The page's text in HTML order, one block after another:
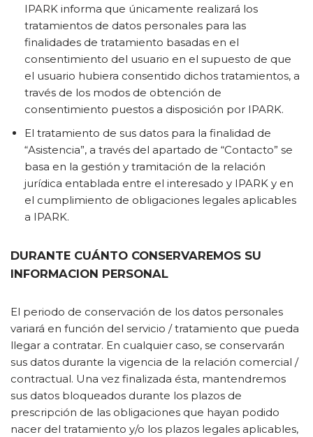
IPARK informa que únicamente realizará los
tratamientos de datos personales para las
finalidades de tratamiento basadas en el
consentimiento del usuario en el supuesto de que
el usuario hubiera consentido dichos tratamientos, a
través de los modos de obtención de
consentimiento puestos a disposición por IPARK.
El tratamiento de sus datos para la finalidad de
“Asistencia”, a través del apartado de “Contacto” se
basa en la gestión y tramitación de la relación
jurídica entablada entre el interesado y IPARK y en
el cumplimiento de obligaciones legales aplicables
a IPARK.
DURANTE CUÁNTO CONSERVAREMOS SU
INFORMACION PERSONAL
El periodo de conservación de los datos personales
variará en función del servicio / tratamiento que pueda
llegar a contratar. En cualquier caso, se conservarán
sus datos durante la vigencia de la relación comercial /
contractual. Una vez finalizada ésta, mantendremos
sus datos bloqueados durante los plazos de
prescripción de las obligaciones que hayan podido
nacer del tratamiento y/o los plazos legales aplicables,